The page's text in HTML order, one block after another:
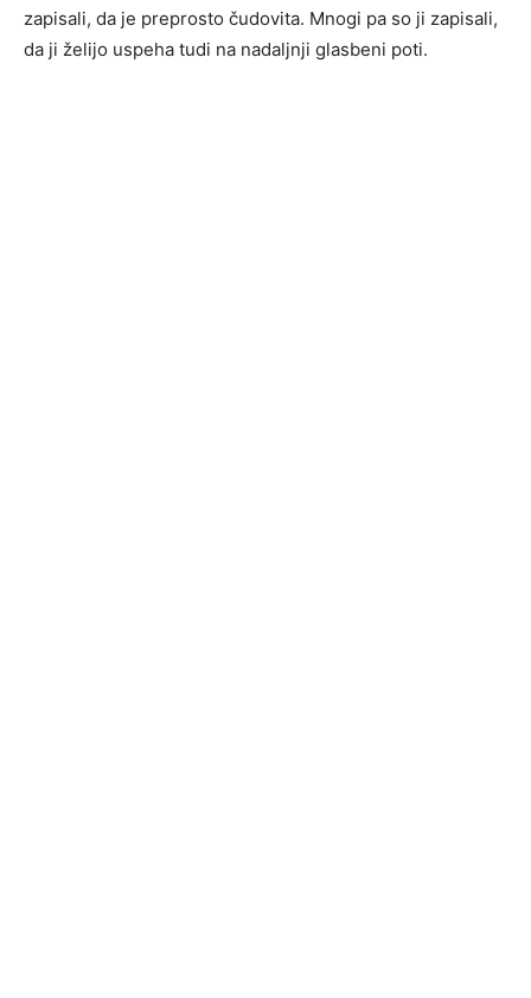
zapisali, da je preprosto čudovita. Mnogi pa so ji zapisali,
da ji želijo uspeha tudi na nadaljnji glasbeni poti.